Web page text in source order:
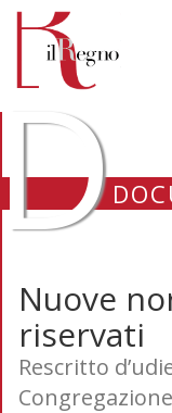
Nuove
riservati
Rescritto